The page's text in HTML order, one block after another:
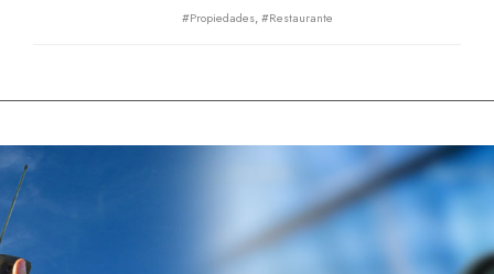
#Propiedades,#Restaurante